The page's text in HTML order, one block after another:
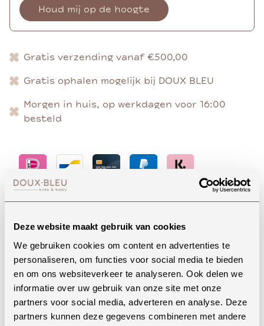
Deze website maakt gebruik van cookies
We gebruiken cookies om content en advertenties te
personaliseren, om functies voor social media te bieden
en om ons websiteverkeer te analyseren. Ook delen we
informatie over uw gebruik van onze site met onze
partners voor social media, adverteren en analyse. Deze
partners kunnen deze gegevens combineren met andere
Houd mij op de hoogte
Gratis verzending vanaf €500,00
Gratis ophalen mogelijk bij DOUX BLEU
Morgen in huis, op werkdagen voor 16:00
besteld
Whatsapp